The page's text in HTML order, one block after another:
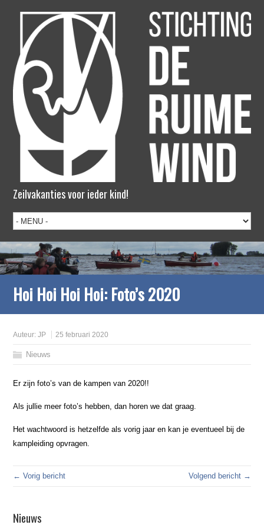
Zeilvakanties voor ieder kind!
Hoi Hoi Hoi Hoi: Foto’s 2020
Auteur:JP 25 februari 2020
Nieuws
Er zijn foto’s van de kampen van 2020!!
Als jullie meer foto’s hebben, dan horen we dat graag.
Het wachtwoord is hetzelfde als vorig jaar en kan je eventueel bij de
kampleiding opvragen.
← Vorig bericht Volgend bericht →
Nieuws